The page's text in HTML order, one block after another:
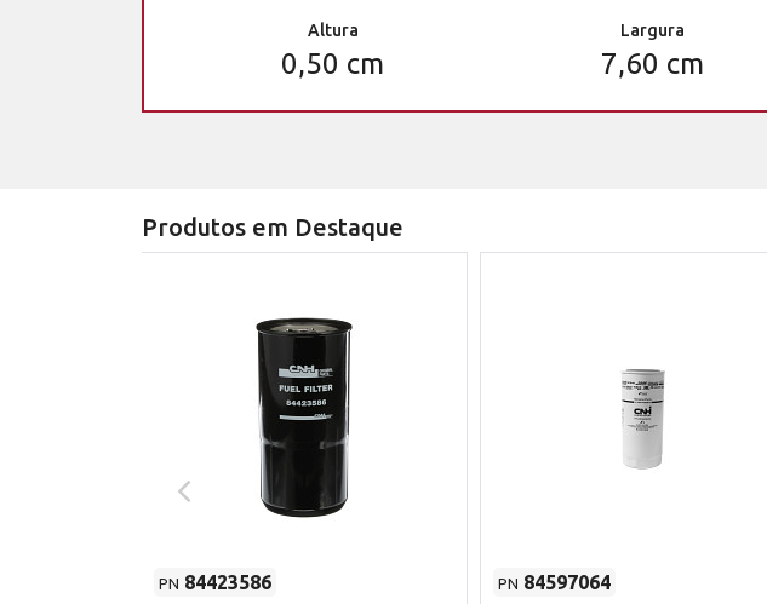
Altura
0,50 cm
Largura
7,60 cm
Produtos em Destaque
PN 84423586
PN 84597064